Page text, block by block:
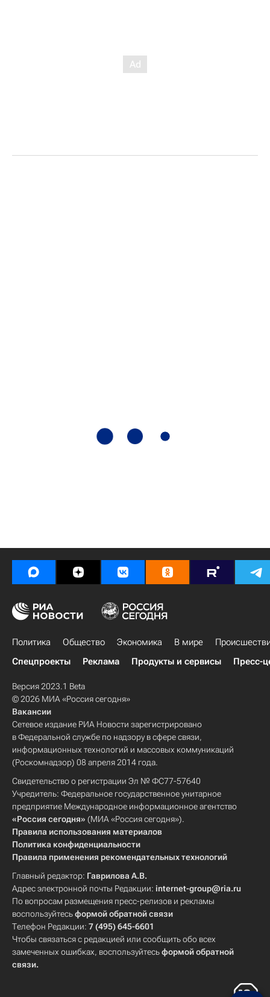
Политика Общество Экономика В мире
Спецпроекты
Реклама Продукты и сервисы Пресс-
Версия 2023.1 Beta
© 2026 МИА «Россия сегодня»
Вакансии
Сетевое издание РИА Новости зарегистрировано
в Федеральной службе по надзору в сфере связи,
информационных технологий и массовых коммуникаций
(Роскомнадзор) 08 апреля 2014 года.
Свидетельство о регистрации Эл № ФС77-57640
Учредитель: Федеральное государственное унитарное
предприятие Международное информационное агентство
«Россия сегодня» (МИА «Россия сегодня»).
Правила использования материалов
Политика конфиденциальности
Правила применения рекомендательных технологий
Главный редактор: Гаврилова А.В.
Адрес электронной почты Редакции: internet-group@ria.ru
По вопросам размещения пресс-релизов и рекламы
воспользуйтесьформой обратной связи
Телефон Редакции: 7 (495) 645-6601
Чтобы связаться с редакцией или сообщить обо всех
замеченных ошибках, воспользуйтесьформой обратной
связи.